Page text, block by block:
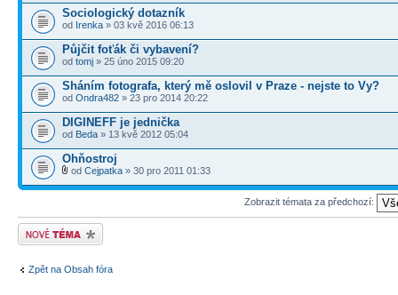
Sociologický dotazník
od Irenka » 03 kvě 2016 06:13
Půjčit foťák či vybavení?
od tomj » 25 úno 2015 09:20
Sháním fotografa, který mě oslovil v Praze - nejste to Vy?
od Ondra482 » 23 pro 2014 20:22
DIGINEFF je jednička
od Beda » 13 kvě 2012 05:04
Ohňostroj
od Cejpatka » 30 pro 2011 01:33
Zobrazit témata za předchozí:
Odeslat nové téma
Zpět na Obsah fóra